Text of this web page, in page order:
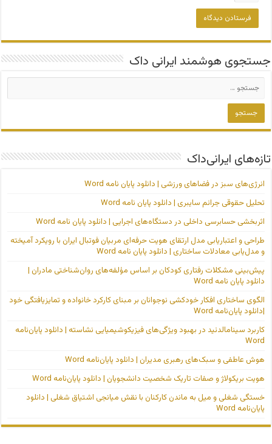
جستجوی هوشمند ایرانی داک
تازه‌های ایرانی‌داک
انرژی‌های سبز در فضاهای ورزشی | دانلود پایان نامه Word
تحلیل حقوقی جرائم سایبری | دانلود پایان نامه Word
اثربخشی حسابرسی داخلی در دستگاه‌های اجرایی | دانلود پایان نامه Word
طراحی و اعتباریابی مدل ارتقای هویت حرفه‌ای مربیان فوتبال ایران با رویکرد آمیخته
و مدل‌یابی معادلات ساختاری | دانلود پایان نامه Word
پیش‌بینی مشکلات رفتاری کودکان بر اساس مؤلفه‌های روان‌شناختی مادران |
دانلود پایان نامه Word
الگوی ساختاری افکار خودکشی نوجوانان بر مبنای کارکرد خانواده و تمایزیافتگی خود
|دانلود پایان‌نامه Word
کاربرد سینامالدئید در بهبود ویژگی‌های فیزیکوشیمیایی نشاسته | دانلود پایان‌نامه
Word
هوش عاطفی و سبک‌های رهبری مدیران | دانلود پایان‌نامه Word
هویت بریکولاژ و صفات تاریک شخصیت دانشجویان | دانلود پایان‌نامه Word
خستگی شغلی و میل به ماندن کارکنان با نقش میانجی اشتیاق شغلی | دانلود
پایان‌نامه Word